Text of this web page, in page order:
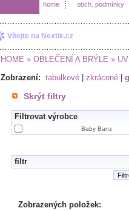
home obch. podmínky
Vítejte na Nextik.cz
HOME » OBLEČENÍ A BRÝLE »
Zobrazení: tabulkové zkrácené
Skrýt filtry
Filtrovat výrobce
Baby Banz
filtr
Zobrazených položek: